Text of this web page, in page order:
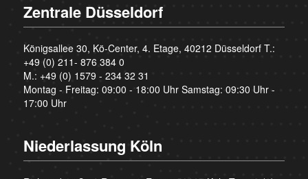
Zentrale Düsseldorf
Königsallee 30, Kö-Center, 4. Etage, 40212 Düsseldorf T.:
+49 (0) 211- 876 384 0
M.: +49 (0) 1579 - 234 32 31
Montag - Freitag: 09:00 - 18:00 Uhr Samstag: 09:30 Uhr -
17:00 Uhr
Niederlassung Köln